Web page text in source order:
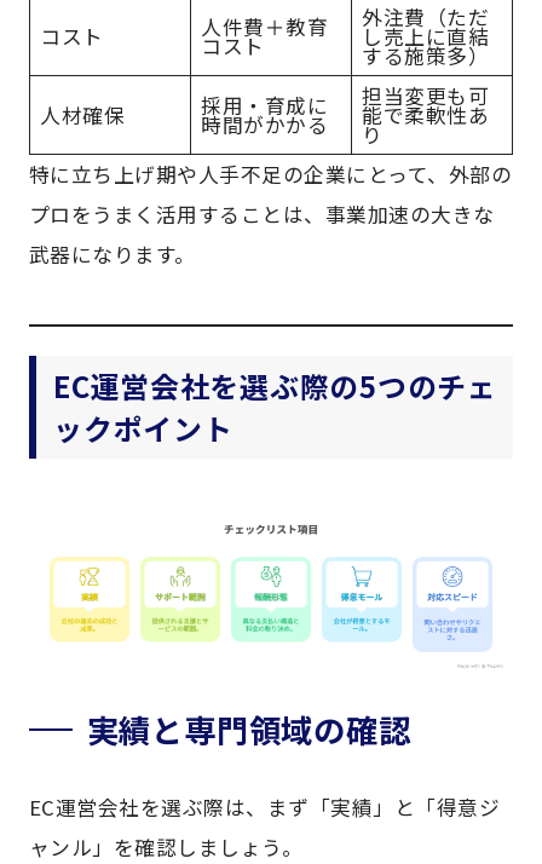
コスト 人件費＋教育
コスト
外注費（ただ
し売上に直結
する施策多）
人材確保 採用・育成に
時間がかかる
担当変更も可
能で柔軟性あ
り
特に立ち上げ期や人手不足の企業にとって、外部の
プロをうまく活用することは、事業加速の大きな
武器になります。
EC運営会社を選ぶ際の5つのチェ
ックポイント
実績と専門領域の確認
EC運営会社を選ぶ際は、まず「実績」と「得意ジ
ャンル」を確認しましょう。